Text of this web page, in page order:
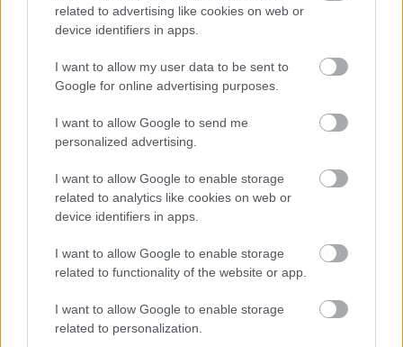
related to advertising like cookies on web or
device identifiers in apps.
I want to allow my user data to be sent to
Google for online advertising purposes.
I want to allow Google to send me
personalized advertising.
I want to allow Google to enable storage
related to analytics like cookies on web or
device identifiers in apps.
I want to allow Google to enable storage
related to functionality of the website or app.
I want to allow Google to enable storage
related to personalization.
#marvel comics #marvel
Hozzászólások